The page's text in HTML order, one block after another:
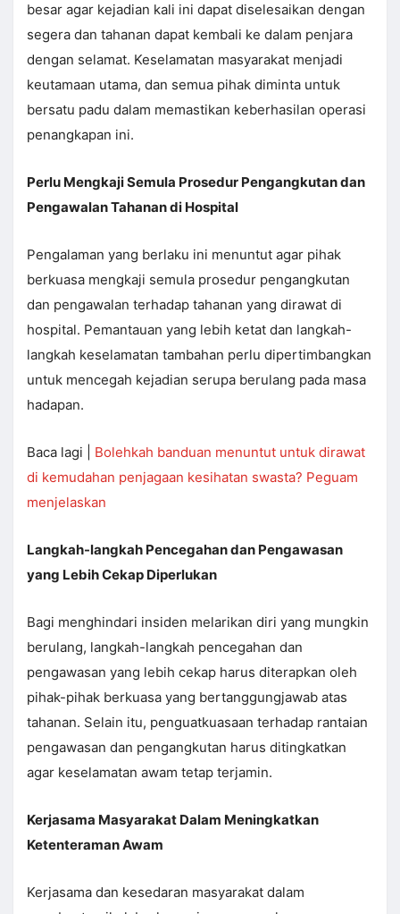
besar agar kejadian kali ini dapat diselesaikan dengan
segera dan tahanan dapat kembali ke dalam penjara
dengan selamat. Keselamatan masyarakat menjadi
keutamaan utama, dan semua pihak diminta untuk
bersatu padu dalam memastikan keberhasilan operasi
penangkapan ini.
Perlu Mengkaji Semula Prosedur Pengangkutan dan
Pengawalan Tahanan di Hospital
Pengalaman yang berlaku ini menuntut agar pihak
berkuasa mengkaji semula prosedur pengangkutan
dan pengawalan terhadap tahanan yang dirawat di
hospital. Pemantauan yang lebih ketat dan langkah-
langkah keselamatan tambahan perlu dipertimbangkan
untuk mencegah kejadian serupa berulang pada masa
hadapan.
Baca lagi | Bolehkah banduan menuntut untuk dirawat
di kemudahan penjagaan kesihatan swasta? Peguam
menjelaskan
Langkah-langkah Pencegahan dan Pengawasan
yang Lebih Cekap Diperlukan
Bagi menghindari insiden melarikan diri yang mungkin
berulang, langkah-langkah pencegahan dan
pengawasan yang lebih cekap harus diterapkan oleh
pihak-pihak berkuasa yang bertanggungjawab atas
tahanan. Selain itu, penguatkuasaan terhadap rantaian
pengawasan dan pengangkutan harus ditingkatkan
agar keselamatan awam tetap terjamin.
Kerjasama Masyarakat Dalam Meningkatkan
Ketenteraman Awam
Kerjasama dan kesedaran masyarakat dalam